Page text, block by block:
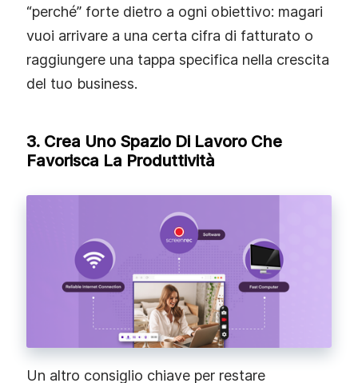
“perché” forte dietro a ogni obiettivo: magari
vuoi arrivare a una certa cifra di fatturato o
raggiungere una tappa specifica nella crescita
del tuo business.
3. Crea Uno Spazio Di Lavoro Che
Favorisca La Produttività
Un altro consiglio chiave per restare